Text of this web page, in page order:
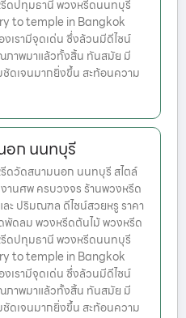
รีดปทุมธานี พวงหรีดนนทบุรี
to temple in Bangkok
เรามีจุดเด่น ซึ่งล้วนมีดีไซน์
ภาพมาแล้วทั้งสิ้น ทันสมัย มี
ดเจนมากยิ่งขึ้น สะท้อนความ
อก นนทบุรี
ดวัดสนามนอก นนทบุรี สไตล์
านศพ ครบวงจร ร้านพวงหรีด
ะ ปริมณฑล ดีไซน์สวยหรู ราคา
ดลม พวงหรีดต้นไม้ พวงหรีด
รีดปทุมธานี พวงหรีดนนทบุรี
to temple in Bangkok
เรามีจุดเด่น ซึ่งล้วนมีดีไซน์
ภาพมาแล้วทั้งสิ้น ทันสมัย มี
ดเจนมากยิ่งขึ้น สะท้อนความ